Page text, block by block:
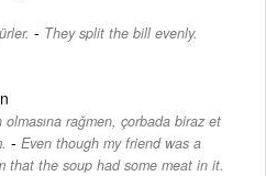
- They split the bill evenly.
olmasına rağmen, çorbada biraz et
- Even though my friend was a
that the soup had some meat in it.